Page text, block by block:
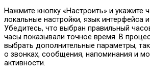
Нажмите кнопку «Настроить» и укажите
локальные настройки, язык интерфейса
Убедитесь, что выбран правильный
часы показывали точное время. В
выбрать дополнительные параметры,
о звонках, сообщения, напоминания и
активности.